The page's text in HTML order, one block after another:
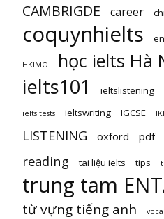
CAMBRIGDE career
coquynhielts
HKIMO học ielts Hà
ielts101 ieltslistening
ielts tests ieltswriting IGCSE
LISTENING oxford pdf
reading tai liệu ielts tips
trung tam
từ vựng tiếng anh